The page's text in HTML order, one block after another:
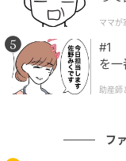
ママが
#1
を
助産師
フ